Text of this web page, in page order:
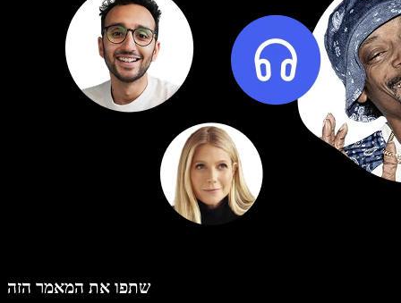
שתפו את המאמר הזה